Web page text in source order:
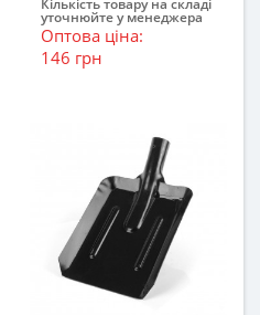
уточнюйте у менеджера
Оптова ціна:
146 грн